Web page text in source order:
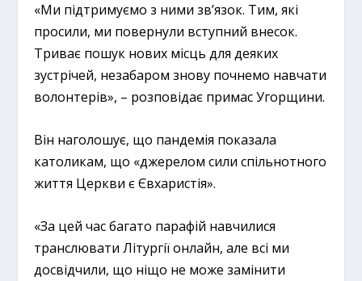
«Ми підтримуємо з ними зв’язок. Тим, які
просили, ми повернули вступний внесок.
Триває пошук нових місць для деяких
зустрічей, незабаром знову почнемо навчати
волонтерів», – розповідає примас Угорщини.
Він наголошує, що пандемія показала
католикам, що «джерелом сили спільнотного
життя Церкви є Євхаристія».
«За цей час багато парафій навчилися
транслювати Літургії онлайн, але всі ми
досвідчили, що ніщо не може замінити